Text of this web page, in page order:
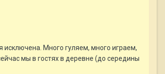
исключена. Много гуляем, много играем,
мы в гостях в деревне (до середины